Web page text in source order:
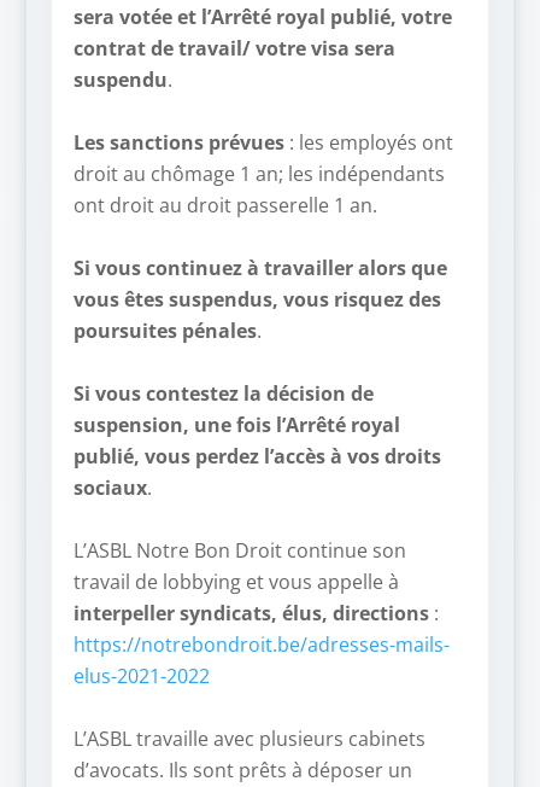
sera votée et l’Arrêté royal publié, votre
contrat de travail/ votre visa sera
suspendu.
Les sanctions prévues: les employés ont
droit au chômage 1 an; les indépendants
ont droit au droit passerelle 1 an.
Si vous continuez à travailler alors que
vous êtes suspendus, vous risquez des
poursuites pénales.
Si vous contestez la décision de
suspension, une fois l’Arrêté royal
publié, vous perdez l’accès à vos droits
sociaux.
L’ASBL Notre Bon Droit continue son
travail de lobbying et vous appelle à
interpeller syndicats, élus, directions:
https://notrebondroit.be/adresses-mails-
elus-2021-2022
L’ASBL travaille avec plusieurs cabinets
d’avocats. Ils sont prêts à déposer un